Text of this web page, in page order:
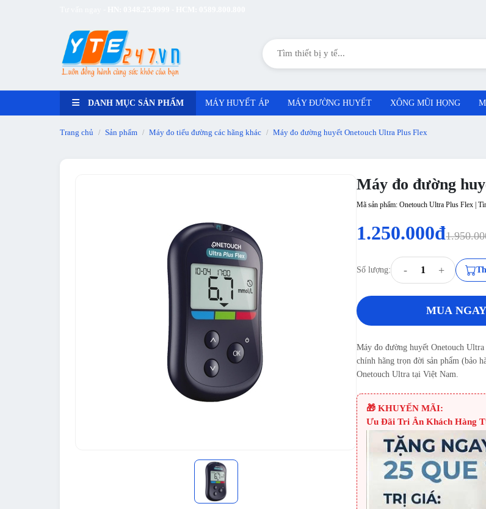
DANH MỤC SẢN PHẨM MÁY HUYẾT ÁP MÁY ĐƯỜNG HUYẾT XÔNG MŨI HỌNG
Trang chủ / Sản phẩm / Máy đo tiểu đường các hãng khác / Máy đo đường huyết Onetouch Ultra Plus Flex
Máy đo đường
Mã sản phẩm: Onetouch Ultra Plus Flex |
1.250.000đ
Số lượng: - +
MUA NGAY
Máy đo đường huyết Onetouch
chính hãng trọn đời sản phẩm (bảo
Onetouch Ultra tại Việt Nam.
🎁 KHUYẾN MÃI:
Ưu Đãi Tri Ân Khách Hàng